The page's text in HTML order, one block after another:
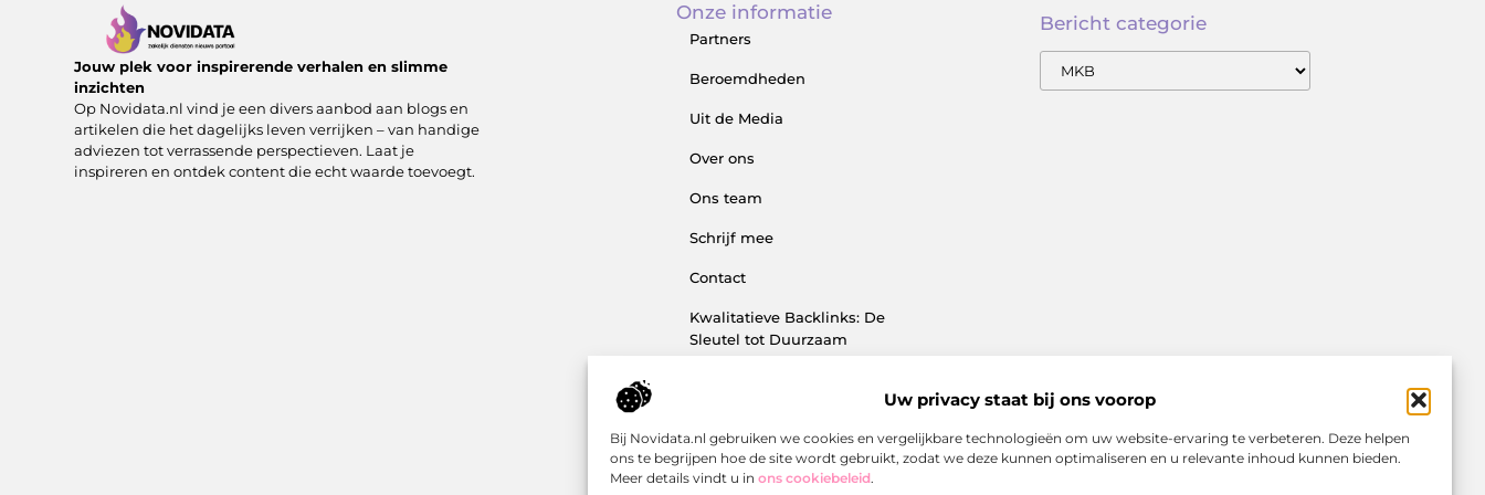
Uw privacy staat bij ons voorop
Bij Novidata.nl gebruiken we cookies en vergelijkbare technologieën om uw website-ervaring te verbeteren. Deze helpen
ons te begrijpen hoe de site wordt gebruikt, zodat we deze kunnen optimaliseren en u relevante inhoud kunnen bieden.
Meer details vindt u in ons cookiebeleid.
Jouw plek voor inspirerende verhalen en slimme
inzichten
Op Novidata.nl vind je een divers aanbod aan blogs en
artikelen die het dagelijks leven verrijken – van handige
adviezen tot verrassende perspectieven. Laat je
inspireren en ontdek content die echt waarde toevoegt.
Onze informatie
Partners
Beroemdheden
Uit de Media
Over ons
Ons team
Schrijf mee
Contact
Kwalitatieve Backlinks: De
Sleutel tot Duurzaam
mogelijkheden en bouw aan
jouw digitale inkomen
Bericht categorie